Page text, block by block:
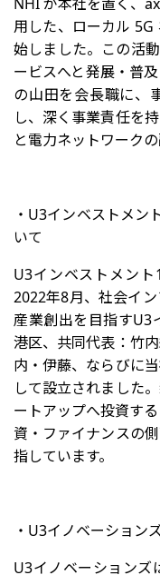
用した、ローカル
始しました。この活
ービスへと発展・普
の山田を会長職に、
し、深く事業責任を
と電力ネットワーク
・U3インベストメン
いて
U3インベストメント
2022年8月、社会イ
産業創出を目指すU3
港区、共同代表：竹
内・伊藤、ならびに
して設立されました
ートアップへ投資す
資・ファイナンスの
指しています。
・U3イノベーショ
U3イノベーションズ